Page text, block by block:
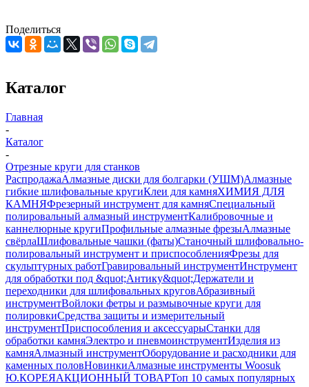
Поделиться
Каталог
Главная
-
Каталог
-
Отрезные круги для станков
РаспродажаАлмазные диски для болгарки (УШМ)Алмазные
гибкие шлифовальные кругиКлеи для камняХИМИЯ ДЛЯ
КАМНЯФрезерный инструмент для камняСпециальный
полировальный алмазный инструментКалибровочные и
каннелюрные кругиПрофильные алмазные фрезыАлмазные
свёрлаШлифовальные чашки (фаты)Станочный шлифовально-
полировальный инструмент и приспособленияФрезы для
скульптурных работГравировальный инструментИнструмент
для обработки под &quot;Антику&quot;Держатели и
переходники для шлифовальных круговАбразивный
инструментВойлоки фетры и размывочные круги для
полировкиСредства защиты и измерительный
инструментПриспособления и аксессуарыСтанки для
обработки камняЭлектро и пневмоинструментИзделия из
камняАлмазный инструментОборудование и расходники для
каменных половНовинкиАлмазные инструменты Woosuk
Ю.КОРЕЯАКЦИОННЫЙ ТОВАРТоп 10 самых популярных